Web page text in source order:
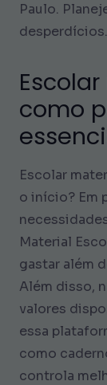
Paulo.
desperdícios.
como
Escolar
o início? Em
Material
gastar além
Além disso,
valores
essa
como
controla